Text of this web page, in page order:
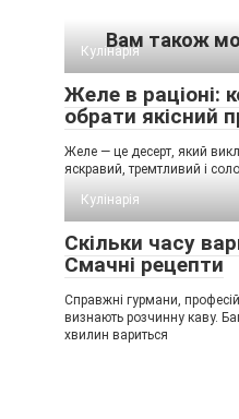
Вам також
Кулінарія
Желе в раціоні:
обрати якісний
Желе — це десерт, який
яскравий, тремтливий і
Кулінарія
Скільки часу
Смачні рецепти
Справжні гурмани,
визнають розчинну каву.
хвилин вариться